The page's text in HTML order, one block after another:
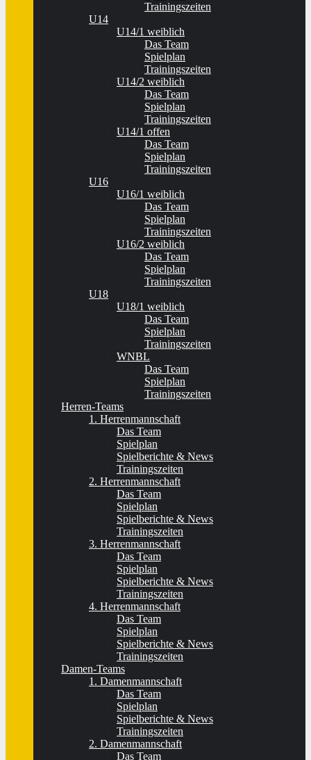
Trainingszeiten
U14
U14/1 weiblich
Das Team
Spielplan
Trainingszeiten
U14/2 weiblich
Das Team
Spielplan
Trainingszeiten
U14/1 offen
Das Team
Spielplan
Trainingszeiten
U16
U16/1 weiblich
Das Team
Spielplan
Trainingszeiten
U16/2 weiblich
Das Team
Spielplan
Trainingszeiten
U18
U18/1 weiblich
Das Team
Spielplan
Trainingszeiten
WNBL
Das Team
Spielplan
Trainingszeiten
Herren-Teams
1. Herrenmannschaft
Das Team
Spielplan
Spielberichte & News
Trainingszeiten
2. Herrenmannschaft
Das Team
Spielplan
Spielberichte & News
Trainingszeiten
3. Herrenmannschaft
Das Team
Spielplan
Spielberichte & News
Trainingszeiten
4. Herrenmannschaft
Das Team
Spielplan
Spielberichte & News
Trainingszeiten
Damen-Teams
1. Damenmannschaft
Das Team
Spielplan
Spielberichte & News
Trainingszeiten
2. Damenmannschaft
Das Team